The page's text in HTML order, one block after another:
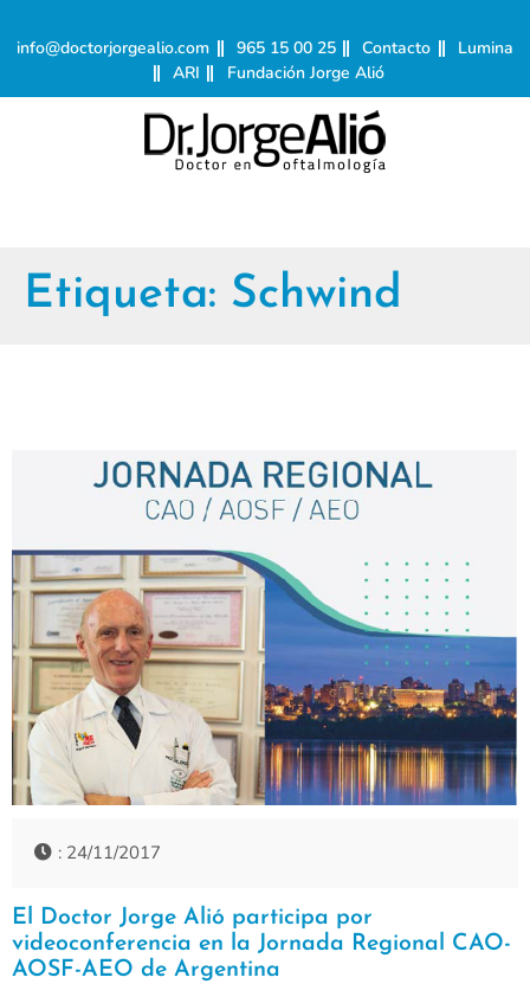
info@doctorjorgealio.com 965 15 00 25 Contacto
Lumina
ARI
Fundación Jorge Alió
Etiqueta: Schwind
: 24/11/2017
El Doctor Jorge Alió participa por
videoconferencia en la Jornada Regional CAO-
AOSF-AEO de Argentina